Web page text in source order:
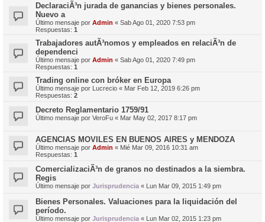
DeclaraciÃ³n jurada de ganancias y bienes personales.
Nuevo a
Último mensaje por Admin « Sab Ago 01, 2020 7:53 pm
Respuestas: 1
Trabajadores autÃ³nomos y empleados en relaciÃ³n de
dependenci
Último mensaje por Admin « Sab Ago 01, 2020 7:49 pm
Respuestas: 1
Trading online con bróker en Europa
Último mensaje por Lucrecio « Mar Feb 12, 2019 6:26 pm
Respuestas: 2
Decreto Reglamentario 1759/91
Último mensaje por VeroFu « Mar May 02, 2017 8:17 pm
AGENCIAS MOVILES EN BUENOS AIRES y MENDOZA
Último mensaje por Admin « Mié Mar 09, 2016 10:31 am
Respuestas: 1
ComercializaciÃ³n de granos no destinados a la siembra.
Regis
Último mensaje por Jurisprudencia « Lun Mar 09, 2015 1:49 pm
Bienes Personales. Valuaciones para la liquidación del
período.
Último mensaje por Jurisprudencia « Lun Mar 02, 2015 1:23 pm